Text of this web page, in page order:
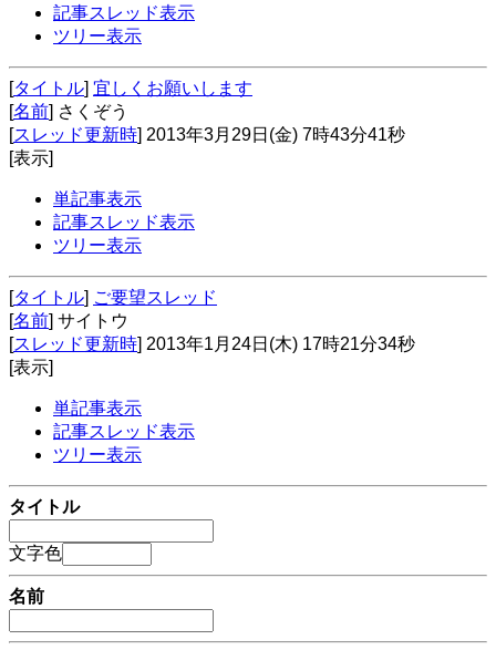
記事スレッド表示
ツリー表示
[タイトル] 宜しくお願いします
[名前] さくぞう
[スレッド更新時] 2013年3月29日(金) 7時43分41秒
[表示]
単記事表示
記事スレッド表示
ツリー表示
[タイトル] ご要望スレッド
[名前] サイトウ
[スレッド更新時] 2013年1月24日(木) 17時21分34秒
[表示]
単記事表示
記事スレッド表示
ツリー表示
タイトル
文字色
名前